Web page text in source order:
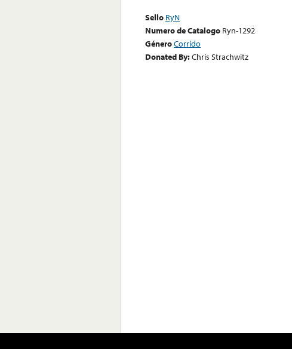
Sello RyN
Numero de Catalogo Ryn-1292
GéneroCorrido
Donated By:Chris Strachwitz